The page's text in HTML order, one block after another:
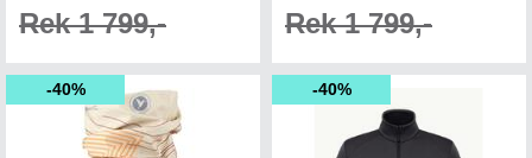
Rek 1 799,-
Rek 1 799,-
40% 40%